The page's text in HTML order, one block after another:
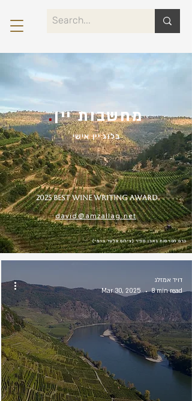
מחשבות יין.
בלוג יין אישי
2025 Best Wine Writing Award
david@amzallag.net
כרם הטרסות באבן ספיר (צילום אלעד ברמי)
דויד אמזלג
Mar 30, 2025
8 min read